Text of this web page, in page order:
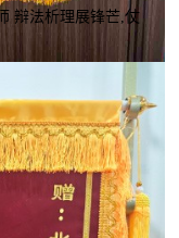
辩法析理展锋芒,仗